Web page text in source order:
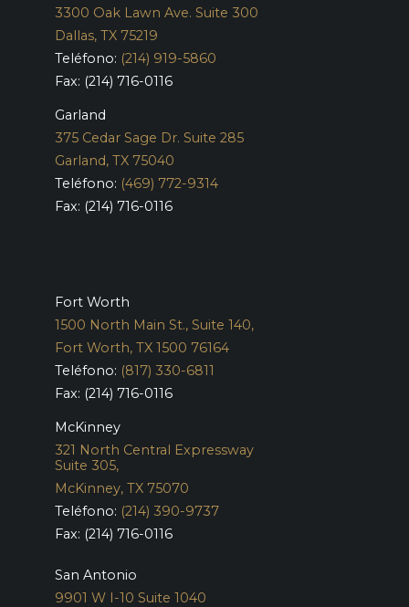
3300 Oak Lawn Ave. Suite 300
Dallas, TX 75219
Teléfono: (214) 919-5860
Fax: (214) 716-0116
Garland
375 Cedar Sage Dr. Suite 285
Garland, TX 75040
Teléfono: (469) 772-9314
Fax: (214) 716-0116
Fort Worth
1500 North Main St., Suite 140,
Fort Worth, TX 1500 76164
Teléfono: (817) 330-6811
Fax: (214) 716-0116
McKinney
321 North Central Expressway
Suite 305,
McKinney, TX 75070
Teléfono: (214) 390-9737
Fax: (214) 716-0116
San Antonio
9901 W I-10 Suite 1040